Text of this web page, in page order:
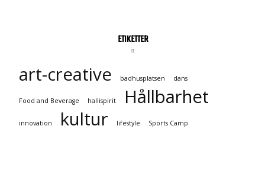
ETIKETTER
art-creative badhusplatsen dans
Food and Beverage hallispirit Hållbarhet
innovation kultur lifestyle Sports Camp